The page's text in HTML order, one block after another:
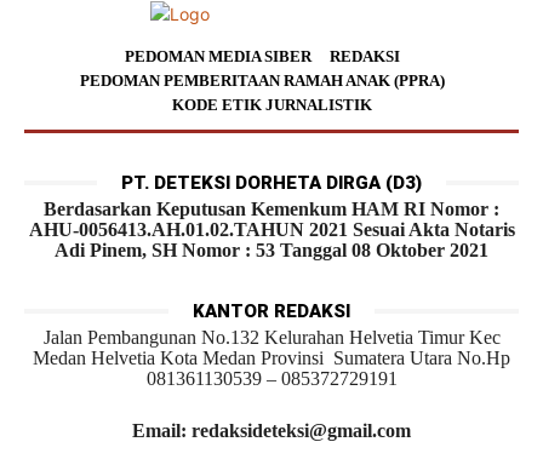
PEDOMAN MEDIA SIBER
REDAKSI
PEDOMAN PEMBERITAAN RAMAH ANAK (PPRA)
KODE ETIK JURNALISTIK
PT. DETEKSI DORHETA DIRGA (D3)
Berdasarkan Keputusan Kemenkum HAM RI Nomor :
AHU-0056413.AH.01.02.TAHUN 2021 Sesuai Akta Notaris
Adi Pinem, SH Nomor : 53 Tanggal 08 Oktober 2021
KANTOR REDAKSI
Jalan Pembangunan No.132 Kelurahan Helvetia Timur Kec
Medan Helvetia Kota Medan Provinsi Sumatera Utara No.Hp
081361130539 – 085372729191
Email: redaksideteksi@gmail.com